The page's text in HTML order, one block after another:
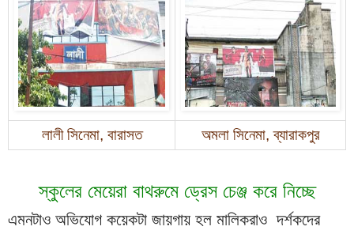
লালী সিনেমা, বারাসত অমলা সিনেমা, ব্যারাকপুর
স্কুলের মেয়েরা বাথরুমে ড্রেস চেঞ্জ করে নিচ্ছে
এমনটাও অভিযোগ কয়েকটা জায়গায় হল মালিকরাও  দর্শকদের